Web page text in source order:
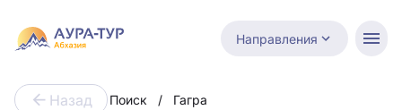
Направления
Назад Поиск / Гагра